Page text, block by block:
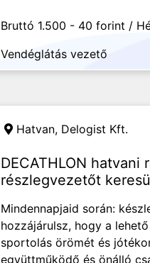
Bruttó 1.500 - 40 forint /
Vendéglátás vezető
Hatvan, Delogist Kft.
DECATHLON hatvani
részlegvezetőt
Mindennapjaid során:
hozzájárulsz, hogy a
sportolás örömét és
együttműködő és önálló